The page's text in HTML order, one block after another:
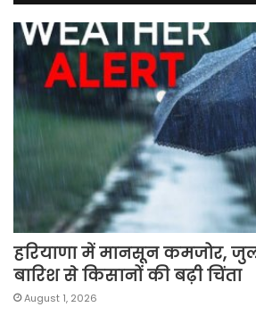
हरियाणा में मानसून कमजोर,
बारिश से किसानों की बढ़ी चिंता
August 1, 2026